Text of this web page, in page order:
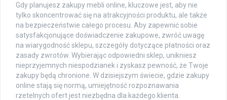
Gdy planujesz zakupy mebli online, kluczowe jest, aby nie
tylko skoncentrować się na atrakcyjności produktu, ale także
na bezpieczeństwie całego procesu. Aby zapewnić sobie
satysfakcjonujące doświadczenie zakupowe, zwróć uwagę
na wiarygodność sklepu, szczegóły dotyczące płatności oraz
zasady zwrotów. Wybierając odpowiedni sklep, unikniesz
nieprzyjemnych niespodzianek i zyskasz pewność, że Twoje
zakupy będą chronione. W dzisiejszym świecie, gdzie zakupy
online stają się normą, umiejętność rozpoznawania
rzetelnych ofert jest niezbędna dla każdego klienta.